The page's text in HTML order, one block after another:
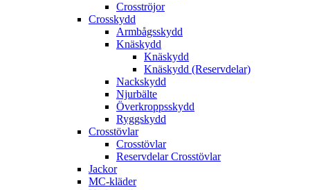
Crosströjor
Crosskydd
Armbågsskydd
Knäskydd
Knäskydd
Knäskydd (Reservdelar)
Nackskydd
Njurbälte
Överkroppsskydd
Ryggskydd
Crosstövlar
Crosstövlar
Reservdelar Crosstövlar
Jackor
MC-kläder